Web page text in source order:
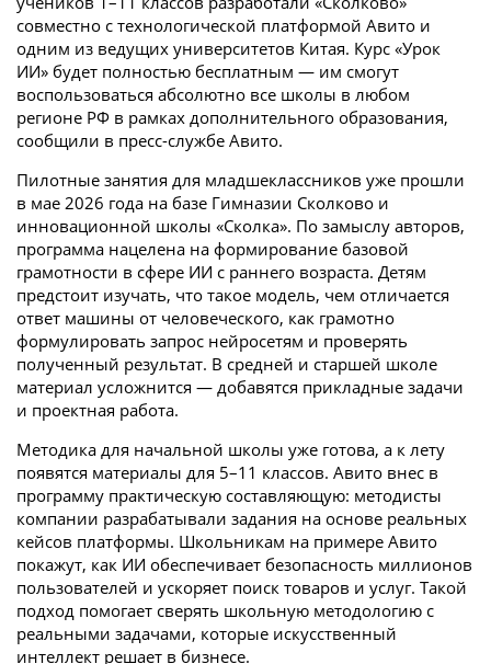
совместно с технологической платформой Авито и
одним из ведущих университетов Китая. Курс «Урок
ИИ» будет полностью бесплатным — им смогут
воспользоваться абсолютно все школы в любом
регионе РФ в рамках дополнительного образования,
сообщили в пресс-службе Авито.
Пилотные занятия для младшеклассников уже прошли
в мае 2026 года на базе Гимназии Сколково и
инновационной школы «Сколка». По замыслу авторов,
программа нацелена на формирование базовой
грамотности в сфере ИИ с раннего возраста. Детям
предстоит изучать, что такое модель, чем отличается
ответ машины от человеческого, как грамотно
формулировать запрос нейросетям и проверять
полученный результат. В средней и старшей школе
материал усложнится — добавятся прикладные задачи
и проектная работа.
Методика для начальной школы уже готова, а к лету
появятся материалы для 5–11 классов. Авито внес в
программу практическую составляющую: методисты
компании разрабатывали задания на основе реальных
кейсов платформы. Школьникам на примере Авито
покажут, как ИИ обеспечивает безопасность миллионов
пользователей и ускоряет поиск товаров и услуг. Такой
подход помогает сверять школьную методологию с
реальными задачами, которые искусственный
интеллект решает в бизнесе.